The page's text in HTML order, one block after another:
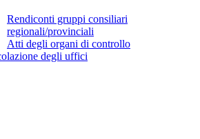
Rendiconti gruppi consiliari
regionali/provinciali
Atti degli organi di controllo
degli uffici